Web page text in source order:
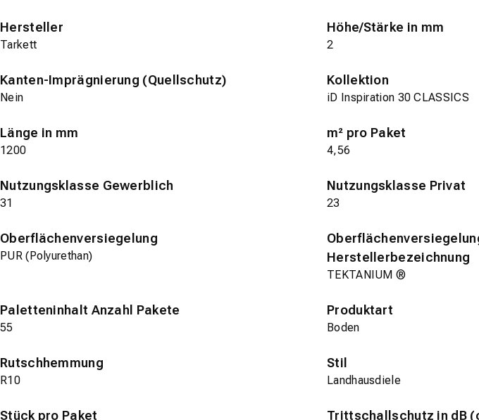
Hersteller
Tarkett
Höhe/Stärke in mm
2
Kanten-Imprägnierung (Quellschutz)
Nein
Kollektion
iD Inspiration 30 CLASSICS
Länge in mm
1200
m² pro Paket
4,56
Nutzungsklasse Gewerblich
31
Nutzungsklasse Privat
23
Oberflächenversiegelung
PUR (Polyurethan)
Herstellerbezeichnung
TEKTANIUM ®
Paletteninhalt Anzahl Pakete
55
Produktart
Boden
Rutschhemmung
R10
Stil
Landhausdiele
Stück pro Paket Trittschallschutz in dB